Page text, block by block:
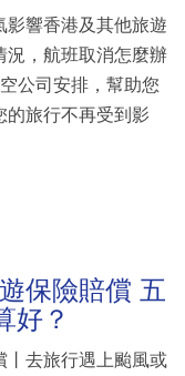
影響香港及其他旅遊
況，航班取消怎麼辦
公司安排，幫助您
的旅行不再受到影
保險賠償 五
好？
丨去旅行遇上颱風或